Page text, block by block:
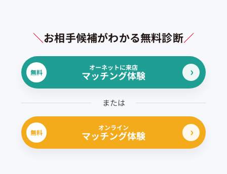
＼お相手候補がわかる無料診断／
無料
オーネットに来店
マッチング体験
または
無料
オンライン
マッチング体験